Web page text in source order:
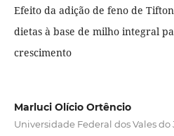
Efeito da adição de feno de
dietas à base de milho integral
crescimento
Marluci Olício Ortêncio
Universidade Federal dos Vales